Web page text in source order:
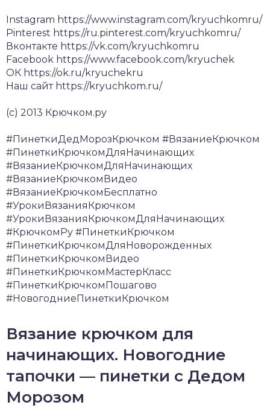
Instagram https://www.instagram.com/kryuchkomru/
Pinterest https://ru.pinterest.com/kryuchkomru/
Вконтакте https://vk.com/kryuchkomru
Facebook https://www.facebook.com/kryuchek
ОК https://ok.ru/kryuchekru
Наш сайт https://kryuchkom.ru/
(c) 2013 Крючком.ру
#ПинеткиДедМорозКрючком #ВязаниеКрючком
#ПинеткиКрючкомДляНачинающих
#ВязаниеКрючкомДляНачинающих
#ВязаниеКрючкомВидео
#ВязаниеКрючкомБесплатно
#УрокиВязанияКрючком
#УрокиВязанияКрючкомДляНачинающих
#КрючкомРу #ПинеткиКрючком
#ПинеткиКрючкомДляНоворожденных
#ПинеткиКрючкомВидео
#ПинеткиКрючкомМастерКласс
#ПинеткиКрючкомПошагово
#НовогодниеПинеткиКрючком
Вязание крючком для
начинающих. Новогодние
тапочки — пинетки с Дедом
Морозом